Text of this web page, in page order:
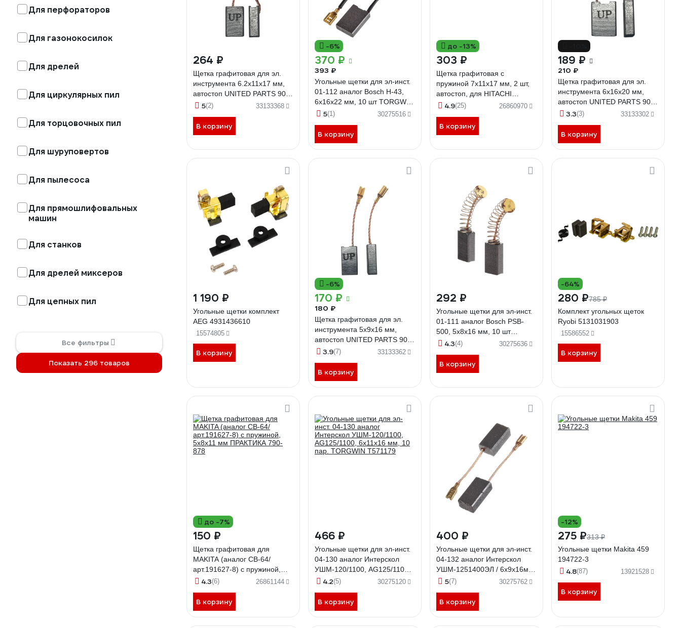
Для перфораторов
Для газонокосилок
Для дрелей
Для циркулярных пил
Для торцовочных пил
Для шуруповертов
Для пылесоса
Для прямошлифовальных
машин
Для станков
Для дрелей миксеров
Для цепных пил
Все фильтры
Показать 296 товаров
264 ₽
Щетка графитовая для эл.
инструмента 6.2x11x17 мм,
автостоп UNITED PARTS 90-
1286
5(2) 33133368
В корзину
-6%
370 ₽
393 ₽
Угольные щетки для эл-инст.
01-112 аналог Bosch Н-43,
6х16х22 мм, 10 шт TORGWIN
T885833
5(1) 30275516
В корзину
до -13%
303 ₽
Щетка графитовая с
пружиной 7x11x17 мм, 2 шт,
автостоп, для HITACHI
(аналог 999043) ПРАКТИКА
4.9(25) 26860970
В корзину
189 ₽
210 ₽
Щетка графитовая для эл.
инструмента 6x16x20 мм,
автостоп UNITED PARTS 90-
1288
3.3(3) 33133302
В корзину
1 190 ₽
Угольные щетки комплект
AEG 4931436610
15574805
В корзину
-6%
170 ₽
180 ₽
Щетка графитовая для эл.
инструмента 5x9х16 мм,
автостоп UNITED PARTS 90-
1284
3.9(7) 33133362
В корзину
292 ₽
Угольные щетки для эл-инст.
01-111 аналог Bosch PSB-
500, 5х8х16 мм, 10 шт
TORGWIN T299773
4.3(4) 30275636
В корзину
-64%
280 ₽785 ₽
Комплект угольных щеток
Ryobi 5131031903
15586552
В корзину
до -7%
150 ₽
Щетка графитовая для
MAKITA (аналог CB-64/
арт.191627-8) с пружиной,
5x8x11 мм ПРАКТИКА 790-
4.3(6) 26861144
В корзину
466 ₽
Угольные щетки для эл-инст.
04-130 аналог Интерскол
УШМ-120/1100, AG125/1100,
6х11х16 мм, 10 пар.
4.2(5) 30275120
В корзину
400 ₽
Угольные щетки для эл-инст.
04-132 аналог Интерскол
УШМ-1251400ЭЛ / 6х9х16мм
TORGWIN T195819
5(7) 30275762
В корзину
-12%
275 ₽313 ₽
Угольные щетки Makita 459
194722-3
4.8(87) 13921528
В корзину